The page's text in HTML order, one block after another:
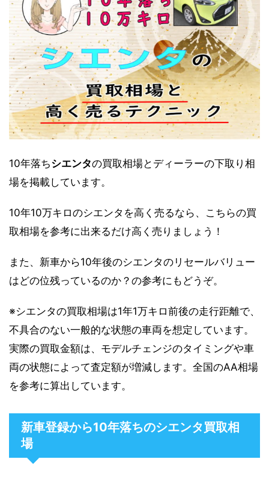
10年落ちシエンタの買取相場とディーラーの下取り相
場を掲載しています。
10年10万キロのシエンタを高く売るなら、こちらの買
取相場を参考に出来るだけ高く売りましょう！
また、新車から10年後のシエンタのリセールバリュー
はどの位残っているのか？の参考にもどうぞ。
※シエンタの買取相場は1年1万キロ前後の走行距離で、
不具合のない一般的な状態の車両を想定しています。
実際の買取金額は、モデルチェンジのタイミングや車
両の状態によって査定額が増減します。全国のAA相場
を参考に算出しています。
新車登録から10年落ちのシエンタ買取相
場